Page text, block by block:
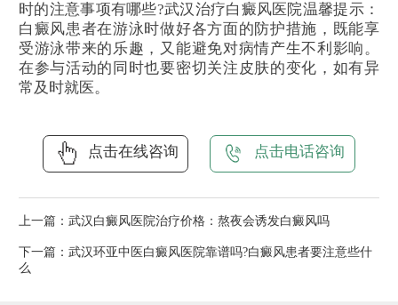
时的注意事项有哪些?武汉治疗白癜风医院温馨提示：
白癜风患者在游泳时做好各方面的防护措施，既能享
受游泳带来的乐趣，又能避免对病情产生不利影响。
在参与活动的同时也要密切关注皮肤的变化，如有异
常及时就医。
点击在线咨询 点击电话咨询
上一篇： 武汉白癜风医院治疗价格：熬夜会诱发白癜风吗
下一篇： 武汉环亚中医白癜风医院靠谱吗?白癜风患者要注意些什
么